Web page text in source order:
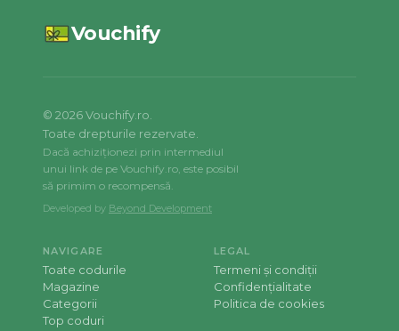
Vouchify
© 2026Vouchify.ro.
Toate drepturile rezervate.
Dacă achiziționezi prin intermediul
unui link de pe Vouchify.ro, este posibil
să primim o recompensă.
Developed by Beyond Development
NAVIGARE
Toate codurile
Magazine
Categorii
Top coduri
LEGAL
Termeni și condiții
Confidențialitate
Politica de cookies